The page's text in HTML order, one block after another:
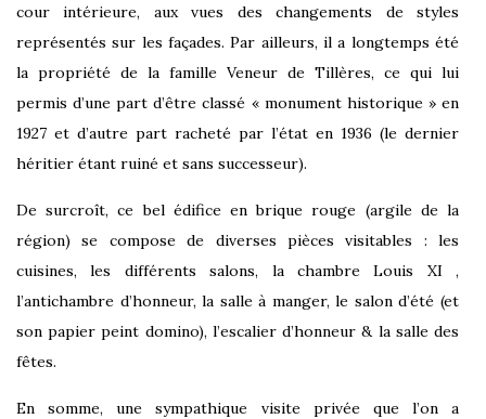
cour intérieure, aux vues des changements de styles
représentés sur les façades.Par ailleurs, il a longtemps été
la propriété de la famille Veneur de Tillères, ce qui lui
permis d’une part d’être classé « monument historique » en
1927 et d’autre part racheté par l’état en 1936 (le dernier
héritier étant ruiné et sans successeur).
De surcroît, ce bel édifice en brique rouge (argile de la
région) se compose de diverses pièces visitables : les
cuisines, les différents salons, la chambre Louis XI ,
l’antichambre d’honneur, la salle à manger, le salon d’été (et
son papier peint domino), l’escalier d’honneur & la salle des
fêtes.
En somme, une sympathique visite privée que l’on a